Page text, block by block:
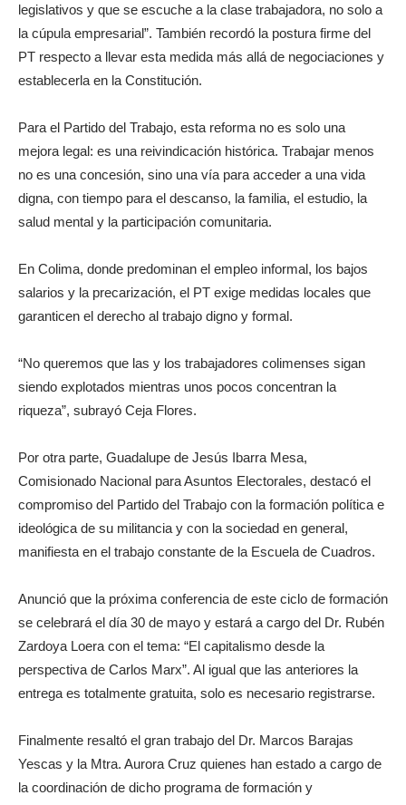
legislativos y que se escuche a la clase trabajadora, no solo a
la cúpula empresarial”. También recordó la postura firme del
PT respecto a llevar esta medida más allá de negociaciones y
establecerla en la Constitución.
Para el Partido del Trabajo, esta reforma no es solo una
mejora legal: es una reivindicación histórica. Trabajar menos
no es una concesión, sino una vía para acceder a una vida
digna, con tiempo para el descanso, la familia, el estudio, la
salud mental y la participación comunitaria.
En Colima, donde predominan el empleo informal, los bajos
salarios y la precarización, el PT exige medidas locales que
garanticen el derecho al trabajo digno y formal.
“No queremos que las y los trabajadores colimenses sigan
siendo explotados mientras unos pocos concentran la
riqueza”, subrayó Ceja Flores.
Por otra parte, Guadalupe de Jesús Ibarra Mesa,
Comisionado Nacional para Asuntos Electorales, destacó el
compromiso del Partido del Trabajo con la formación política e
ideológica de su militancia y con la sociedad en general,
manifiesta en el trabajo constante de la Escuela de Cuadros.
Anunció que la próxima conferencia de este ciclo de formación
se celebrará el día 30 de mayo y estará a cargo del Dr. Rubén
Zardoya Loera con el tema: “El capitalismo desde la
perspectiva de Carlos Marx”. Al igual que las anteriores la
entrega es totalmente gratuita, solo es necesario registrarse.
Finalmente resaltó el gran trabajo del Dr. Marcos Barajas
Yescas y la Mtra. Aurora Cruz quienes han estado a cargo de
la coordinación de dicho programa de formación y